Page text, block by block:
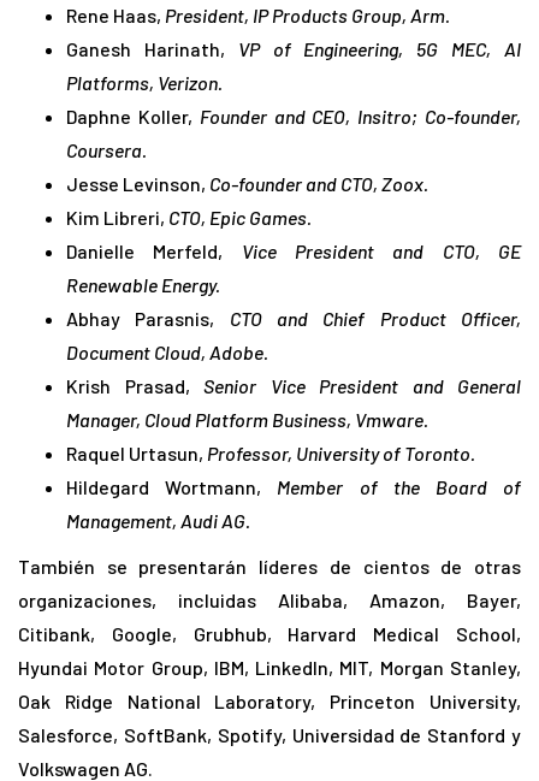
Rene Haas, President, IP Products Group, Arm.
Ganesh Harinath, VP of Engineering, 5G MEC, AI
Platforms, Verizon.
Daphne Koller, Founder and CEO, Insitro; Co-founder,
Coursera.
Jesse Levinson, Co-founder and CTO, Zoox.
Kim Libreri, CTO, Epic Games.
Danielle Merfeld, Vice President and CTO, GE
Renewable Energy.
Abhay Parasnis, CTO and Chief Product Officer,
Document Cloud, Adobe.
Krish Prasad, Senior Vice President and General
Manager, Cloud Platform Business, Vmware.
Raquel Urtasun, Professor, University of Toronto.
Hildegard Wortmann, Member of the Board of
Management, Audi AG.
También se presentarán líderes de cientos de otras
organizaciones, incluidas Alibaba, Amazon, Bayer,
Citibank, Google, Grubhub, Harvard Medical School,
Hyundai Motor Group, IBM, LinkedIn, MIT, Morgan Stanley,
Oak Ridge National Laboratory, Princeton University,
Salesforce, SoftBank, Spotify, Universidad de Stanford y
Volkswagen AG.